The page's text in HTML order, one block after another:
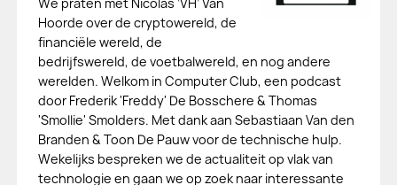
Hoorde over de cryptowereld, de
financiële wereld, de
bedrijfswereld, de voetbalwereld, en nog andere
werelden. Welkom in Computer Club, een podcast
door Frederik 'Freddy' De Bosschere & Thomas
'Smollie' Smolders. Met dank aan Sebastiaan Van den
Branden & Toon De Pauw voor de technische hulp.
Wekelijks bespreken we de actualiteit op vlak van
technologie en gaan we op zoek naar interessante